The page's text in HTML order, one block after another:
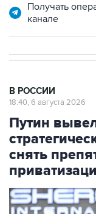
Получать
канале
В РОССИИ
18:40, 6 августа 2026
Путин
снять